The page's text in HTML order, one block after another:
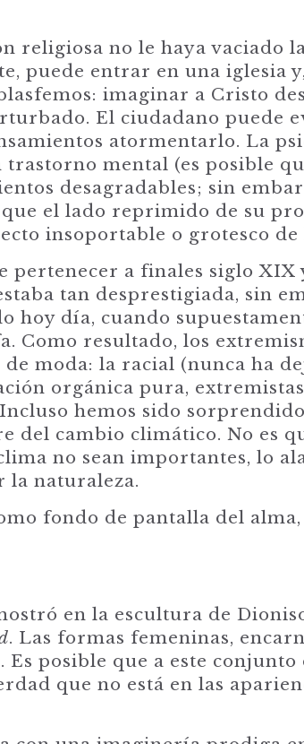
religiosa no le haya vaciado
puede entrar en una iglesia
imaginar a Cristo
El ciudadano puede
atormentarlo. La
mental (es posible
desagradables; sin
el lado reprimido de su
insoportable o grotesco
pertenecer a finales siglo XIX
tan desprestigiada, sin
hoy día, cuando
Como resultado, los
moda: la racial (nunca ha
orgánica pura,
hemos sido
del cambio climático. No es
no sean importantes, lo
la naturaleza.
fondo de pantalla del alma,
en la escultura de
. Las formas femeninas,
posible que a este conjunto
que no está en las